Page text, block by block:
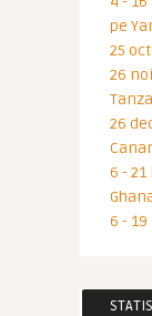
pe
25
26
26
6 -
6 -